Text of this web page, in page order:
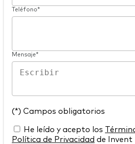
Teléfono*
Mensaje*
(*) Campos obligatorios
He leído y acepto los
Política de Privacidad de Invent